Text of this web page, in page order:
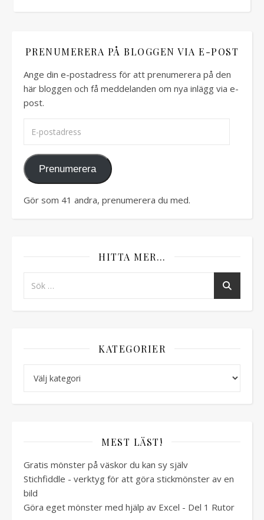
PRENUMERERA PÅ BLOGGEN VIA E-POST
Ange din e-postadress för att prenumerera på den
här bloggen och få meddelanden om nya inlägg via e-
post.
Prenumerera
Gör som 41 andra, prenumerera du med.
HITTA MER…
KATEGORIER
MEST LÄST!
Gratis mönster på väskor du kan sy själv
Stichfiddle - verktyg för att göra stickmönster av en
bild
Göra eget mönster med hjälp av Excel - Del 1 Rutor